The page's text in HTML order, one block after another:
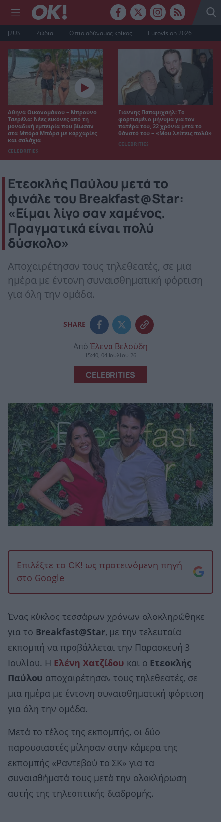
J2US Ζώδια Ο πιο αδύναμος κρίκος Eurovision 2026
Αθηνά Οικονομάκου – Μπρούνο
Τσερέλα: Νέες εικόνες από τη
μοναδική εμπειρία που βίωσαν
στα Μπόρα Μπόρα με καρχαρίες
και σαλάχια
CELEBRITIES
Γιάννης Παπαμιχαήλ: Το
φορτισμένο μήνυμα για τον
πατέρα του, 22 χρόνια μετά το
θάνατό του – «Μου λείπεις πολύ»
CELEBRITIES
Ετεοκλής Παύλου μετά το
φινάλε του Breakfast@Star:
«Είμαι λίγο σαν χαμένος.
Πραγματικά είναι πολύ
δύσκολο»
Αποχαιρέτησαν τους τηλεθεατές, σε μια
ημέρα με έντονη συναισθηματική φόρτιση
για όλη την ομάδα.
SHARE
Από Έλενα Βελούδη
15:40, 04 Ιουλίου 26
CELEBRITIES
Επιλέξτε το OK! ως προτεινόμενη πηγή
στο Google
Ένας κύκλος τεσσάρων χρόνων ολοκληρώθηκε
για το Breakfast@Star, με την τελευταία
εκπομπή να προβάλλεται την Παρασκευή 3
Ιουλίου. Η Ελένη Χατζίδου και ο Ετεοκλής
Παύλου αποχαιρέτησαν τους τηλεθεατές, σε
μια ημέρα με έντονη συναισθηματική φόρτιση
για όλη την ομάδα.
Μετά το τέλος της εκπομπής, οι δύο
παρουσιαστές μίλησαν στην κάμερα της
εκπομπής «Ραντεβού το ΣΚ» για τα
συναισθήματά τους μετά την ολοκλήρωση
αυτής της τηλεοπτικής διαδρομής.